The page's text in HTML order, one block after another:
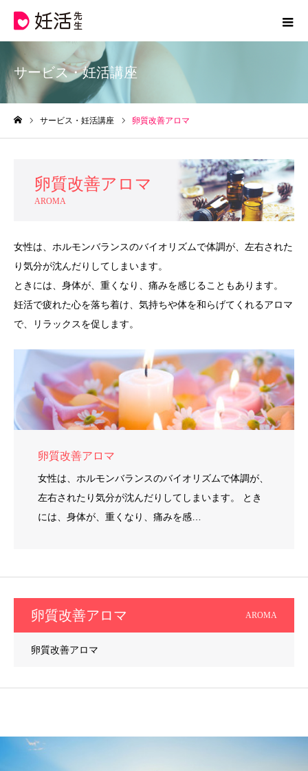
サービス・妊活講座
サービス・妊活講座 卵質改善アロマ
卵質改善アロマ
AROMA
女性は、ホルモンバランスのバイオリズムで体調が、左右された
り気分が沈んだりしてしまいます。
ときには、身体が、重くなり、痛みを感じることもあります。
妊活で疲れた心を落ち着け、気持ちや体を和らげてくれるアロマ
で、リラックスを促します。
卵質改善アロマ
女性は、ホルモンバランスのバイオリズムで体調が、
左右されたり気分が沈んだりしてしまいます。 とき
には、身体が、重くなり、痛みを感…
卵質改善アロマ AROMA
卵質改善アロマ